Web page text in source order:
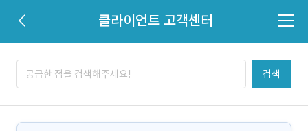
클라이언트 고객센터
검색